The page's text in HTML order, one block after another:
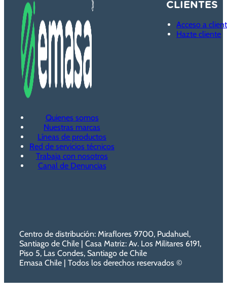
Quienes somos
Nuestras marcas
Líneas de productos
Red de servicios técnicos
Trabaja con nosotros
Canal de Denuncias
CLIENTES
Acceso a
Hazte cliente
Centro de distribución: Miraflores 9700, Pudahuel,
Santiago de Chile | Casa Matriz: Av. Los Militares 6191,
Piso 5, Las Condes, Santiago de Chile
Emasa Chile | Todos los derechos reservados ©